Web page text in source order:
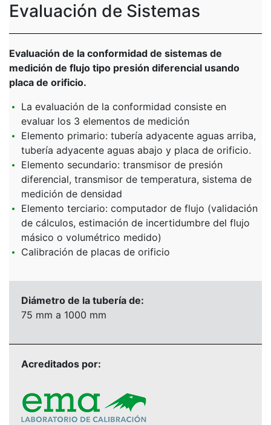
Evaluación de Sistemas
Evaluación de la conformidad de sistemas de
medición de flujo tipo presión diferencial usando
placa de orificio.
La evaluación de la conformidad consiste en
evaluar los 3 elementos de medición
Elemento primario: tubería adyacente aguas arriba,
tubería adyacente aguas abajo y placa de orificio.
Elemento secundario: transmisor de presión
diferencial, transmisor de temperatura, sistema de
medición de densidad
Elemento terciario: computador de flujo (validación
de cálculos, estimación de incertidumbre del flujo
másico o volumétrico medido)
Calibración de placas de orificio
Diámetro de la tubería de:
75 mm a 1000 mm
Acreditados por: